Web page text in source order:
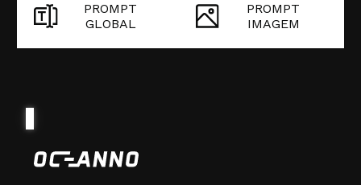
PROMPT
GLOBAL
PROMPT
IMAGEM